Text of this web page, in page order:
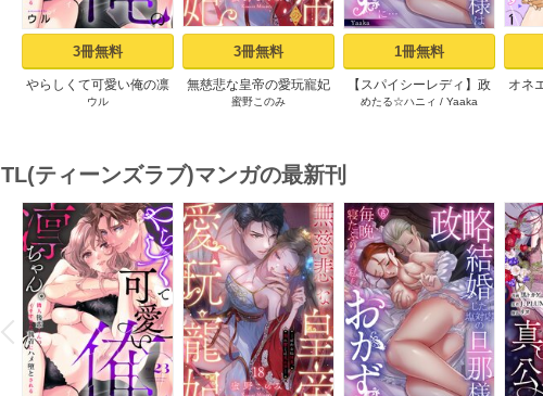
3冊無料
やらしくて可愛い俺の凛
ちゃん。～隣人後輩くん
ウル
3冊無料
無慈悲な皇帝の愛玩寵妃
―おわらぬ快楽、閨に響
蜜野このみ
1冊無料
【スパイシーレディ】政
略結婚した塩対応の旦那
めたる☆ハニィ / Yaaka
オネ
TL(ティーンズラブ)マンガの最新刊
P
r
e
v
i
o
u
s